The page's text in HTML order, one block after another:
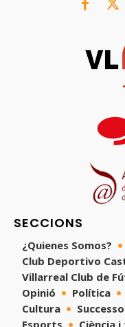
SECCIONS
¿Quienes Somos?
Club Deportivo
Villarreal Club de
Opinió
Política
Cultura